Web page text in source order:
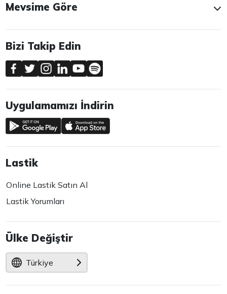
Mevsime Göre
Bizi Takip Edin
Uygulamamızı İndirin
Lastik
Online Lastik Satın Al
Lastik Yorumları
Ülke Değiştir
Türkiye